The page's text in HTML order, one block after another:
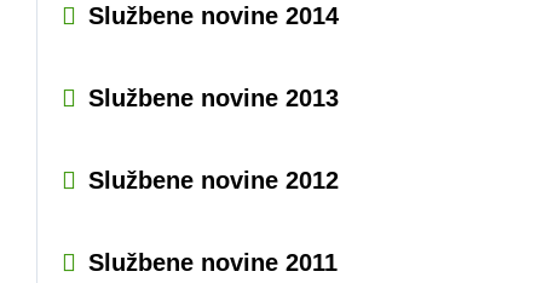
Službene novine 2014
Službene novine 2013
Službene novine 2012
Službene novine 2011